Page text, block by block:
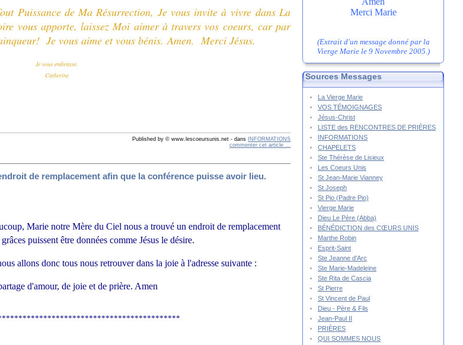
Puissance de Ma Résurrection, Je vous invite à vivredans La
vous apporte, laissez Moi aimer à travers vos coeurs, car par
Je vous aime et vous bénis.Amen.Merci Jésus.
Je vous embrasse.
Catherine
Published by © www.lescoeursunis.net - dans
INFORMATIONS
commenter cet article …
de remplacement afin que la conférence puisse avoir lieu.
Marie notre Mère du Ciel nous a trouvé un endroit de remplacement
puissent être données comme Jésus le désire.
allons donc tous nous retrouver dans la joie à l'adresse suivante :
d'amour, de joie et de prière. Amen
Merci Marie
(Extrait d'un message donné par la
Vierge Marie le 9 Novembre 2005.)
Sources Messages
La Vierge Marie
VOS TÉMOIGNAGES
Jésus-Christ
LISTE des RENCONTRES DE PRIÈRES
INFORMATIONS
CHAPELETS
Ste Thérèse de Lisieux
Les Coeurs Unis
St Jean-Marie Vianney
St Joseph
St Pio (Padre Pio)
Vierge Marie
Dieu Le Père (Abba)
BÉNÉDICTION des CŒURS UNIS
Marthe Robin
Esprit-Saint
Ste Jeanne d'Arc
Ste Marie-Madeleine
Ste Rita de Cascia
St Pierre
St Vincent de Paul
Dieu - Père & Fils
Jean-Paul II
PRIÈRES
QUI SOMMES NOUS